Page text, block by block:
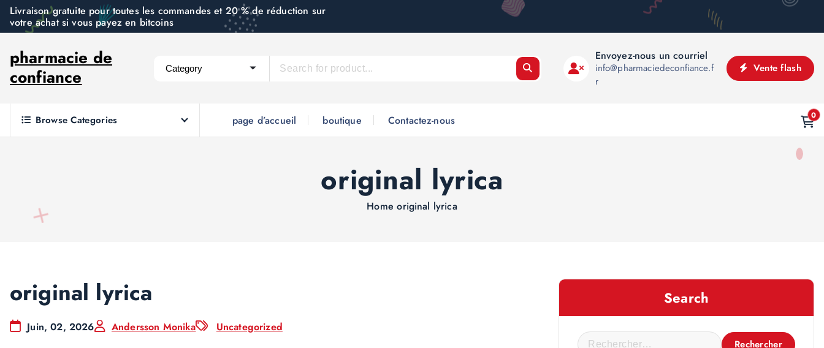
n
Livraison gratuite pour toutes les commandes et 20 % de réduction sur
votre achat si vous payez en bitcoins
pharmacie de
confiance
Envoyez-nous un courriel
info@pharmaciedeconfiance.f
r
Vente flash
Browse Categories page d’accueil boutique Contactez-nous 0
original lyrica
Home original lyrica
original lyrica
Juin, 02, 2026 Andersson Monika Uncategorized
Search
R